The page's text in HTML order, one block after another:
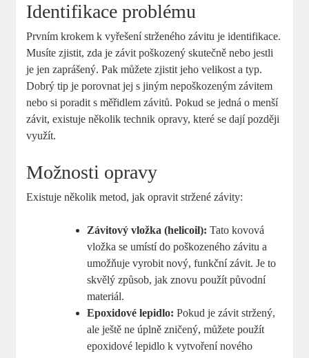
Identifikace problému
Prvním krokem k vyřešení strženého závitu je identifikace.
Musíte zjistit, zda je závit poškozený skutečně nebo jestli
je jen zaprášený. Pak můžete zjistit jeho velikost a typ.
Dobrý tip je porovnat jej s jiným nepoškozeným závitem
nebo si poradit s měřidlem závitů. Pokud se jedná o menší
závit, existuje několik technik opravy, které se dají později
využít.
Možnosti opravy
Existuje několik metod, jak opravit stržené závity:
Závitový vložka (helicoil): Tato kovová
vložka se umístí do poškozeného závitu a
umožňuje vyrobit nový, funkční závit. Je to
skvělý způsob, jak znovu použít původní
materiál.
Epoxidové lepidlo: Pokud je závit stržený,
ale ještě ne úplně zničený, můžete použít
epoxidové lepidlo k vytvoření nového